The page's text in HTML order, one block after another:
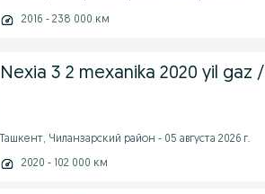
2016 - 238 000 км
Nexia 3 2 mexanika 2020 yil gaz
Ташкент, Чиланзарский район - 05 августа 2026 г.
2020 - 102 000 км